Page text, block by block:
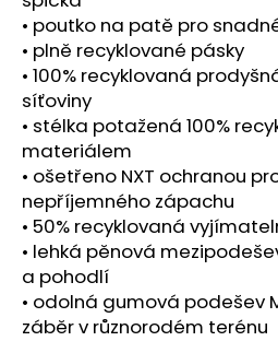
• poutko na patě pro
• plně recyklované pásky
• 100% recyklovaná
síťoviny
• stélka potažená 100%
materiálem
• ošetřeno NXT ochranou
nepříjemného zápachu
• 50% recyklovaná
• lehká pěnová
a pohodlí
• odolná gumová podešev
záběr v různorodém terénu
e
BOTY
CRAFT
PACER
2
-
ORANŽOVÁ
3
490
Kč